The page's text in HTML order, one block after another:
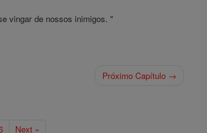
vingar de nossos inimigos. "
Próximo Capítulo →
Next »